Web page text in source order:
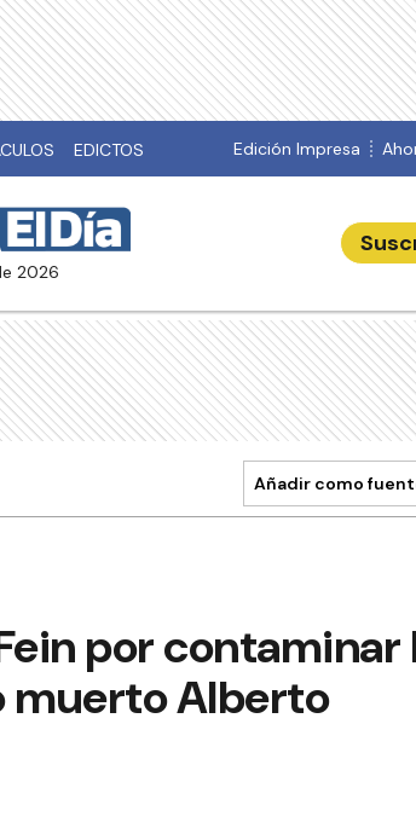
EDICTOS Edición Impresa
2026
Añadir como
por contaminar
muerto Alberto